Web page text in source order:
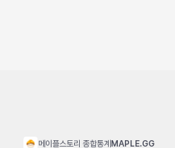
메이플스토리 종합통계MAPLE.GG